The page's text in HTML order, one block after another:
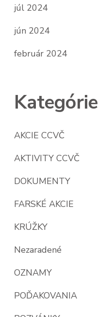
júl 2024
jún 2024
február 2024
Kategórie
AKCIE CCVČ
AKTIVITY CCVČ
DOKUMENTY
FARSKÉ AKCIE
KRÚŽKY
Nezaradené
OZNAMY
POĎAKOVANIA